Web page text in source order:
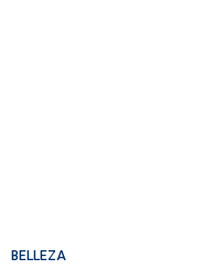
BELLEZA